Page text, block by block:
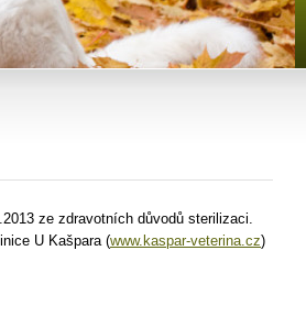
ze zdravotních důvodů sterilizaci.
U Kašpara (www.kaspar-veterina.cz)